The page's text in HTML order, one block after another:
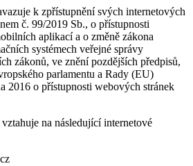
k zpřístupnění svých internetových
č. 99/2019 Sb., o přístupnosti
aplikací a o změně zákona
systémech veřejné správy
zákonů, ve znění pozdějších předpisů,
parlamentu a Rady (EU)
2016 o přístupnosti webových stránek
na následující internetové